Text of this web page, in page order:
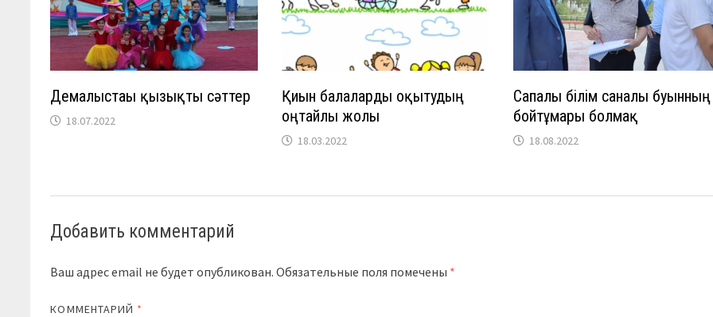
Демалыстағы қызықты сәттер
18.07.2022
Қиын балаларды оқытудың
оңтайлы жолы
18.03.2022
Сапалы білім саналы буынның
бойтұмары болмақ
18.08.2022
Добавить комментарий
Ваш адрес email не будет опубликован. Обязательные поля помечены *
КОММЕНТАРИЙ *